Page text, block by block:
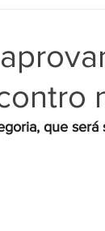
Itaú Unibanco
que